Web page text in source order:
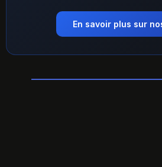
En savoir plus sur